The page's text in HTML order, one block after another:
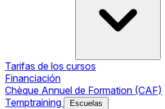
Tarifas de los cursos
Financiación
Chèque Annuel de Formation (CAF)
Temptraining
Escuelas